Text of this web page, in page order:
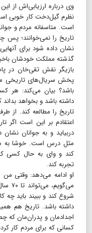
وی درباره ارزیابی‌اش از
نظرم گیل‌دخت کار خوبی
است. متاسفانه مردم و
تاریخ را نمی‌خوانند؛ پس
نشان داده شود برای
گذشته مملکت خودشان
بازیگر نقش تقی‌خان در
پخش سریال‌های تاریخی
باشد؟ بیان می‌کند: هر
داشته باشد و بخواهد بداند
تاریخ را مطالعه کند. از
اعتقادم بر این است اگر
دربیاید و به جوانان نشان
مثل درس است. خوشا به
کند و وای به حال کسی که
تجربه کند.
شروع کند و ببیند باید چه
داشته باشد. تاریخ هم
اجدادمان و پدران‌مان که
کسانی که برای مردم کار